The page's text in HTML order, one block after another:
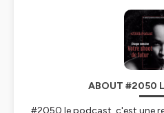
ABOUT #2050
#2050 le podcast, c'est une